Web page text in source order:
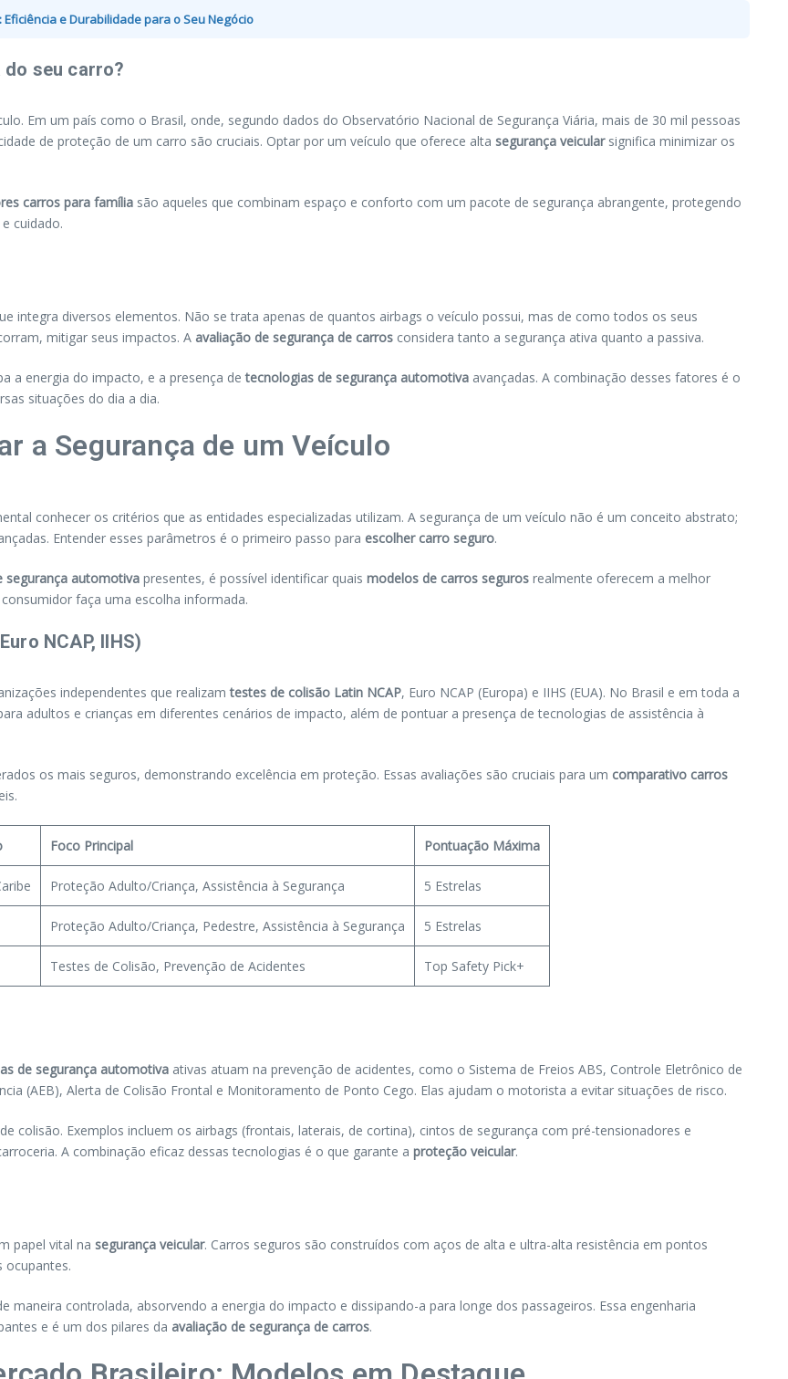
e Durabilidade para o Seu Negócio
do seu carro?
Em um país como o Brasil, onde, segundo dados do Observatório Nacional de Segurança Viária, mais de 30 mil pessoas
de proteção de um carro são cruciais. Optar por um veículo que oferece alta segurança veicularsignifica minimizar os
carros para família são aqueles que combinam espaço e conforto com um pacote de segurança abrangente, protegendo
cuidado.
integra diversos elementos. Não se trata apenas de quantos airbags o veículo possui, mas de como todos os seus
mitigar seus impactos. A avaliação de segurança de carros considera tanto a segurança ativa quanto a passiva.
a energia do impacto, e a presença detecnologias de segurança automotiva avançadas. A combinação desses fatores é o
situações do dia a dia.
a Segurança de um Veículo
conhecer os critérios que as entidades especializadas utilizam. A segurança de um veículo não é um conceito abstrato;
Entender esses parâmetros é o primeiro passo para escolher carro seguro.
segurança automotiva presentes, é possível identificar quais modelos de carros seguros realmente oferecem a melhor
faça uma escolha informada.
NCAP, IIHS)
independentes que realizamtestes de colisão Latin NCAP, Euro NCAP (Europa) e IIHS (EUA). No Brasil e em toda a
adultos e crianças em diferentes cenários de impacto, além de pontuar a presença de tecnologias de assistência à
os mais seguros, demonstrando excelência em proteção. Essas avaliações são cruciais para um comparativo carros
Foco Principal Pontuação Máxima
Proteção Adulto/Criança, Assistência à Segurança 5 Estrelas
Proteção Adulto/Criança, Pedestre, Assistência à Segurança 5 Estrelas
Testes de Colisão, Prevenção de Acidentes Top Safety Pick+
de segurança automotiva ativas atuam na prevenção de acidentes, como o Sistema de Freios ABS, Controle Eletrônico de
(AEB), Alerta de Colisão Frontal e Monitoramento de Ponto Cego. Elas ajudam o motorista a evitar situações de risco.
colisão. Exemplos incluem os airbags (frontais, laterais, de cortina), cintos de segurança com pré-tensionadores e
A combinação eficaz dessas tecnologias é o que garante a proteção veicular.
papel vital na segurança veicular. Carros seguros são construídos com aços de alta e ultra-alta resistência em pontos
ocupantes.
controlada, absorvendo a energia do impacto e dissipando-a para longe dos passageiros. Essa engenharia
e é um dos pilares da avaliação de segurança de carros.